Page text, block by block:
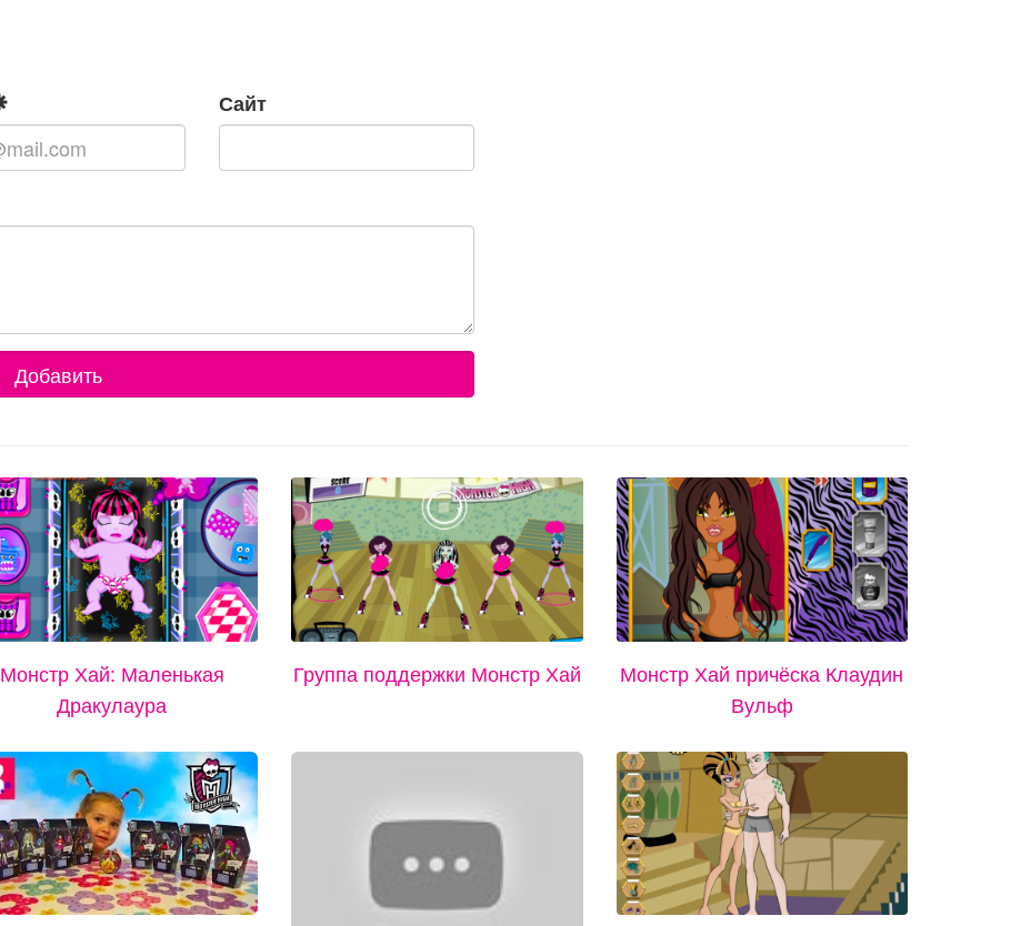
Сайт
Добавить
Монстр Хай: Маленькая
Дракулаура
Группа поддержки Монстр Хай
Монстр Хай причёска Клаудин
Вульф